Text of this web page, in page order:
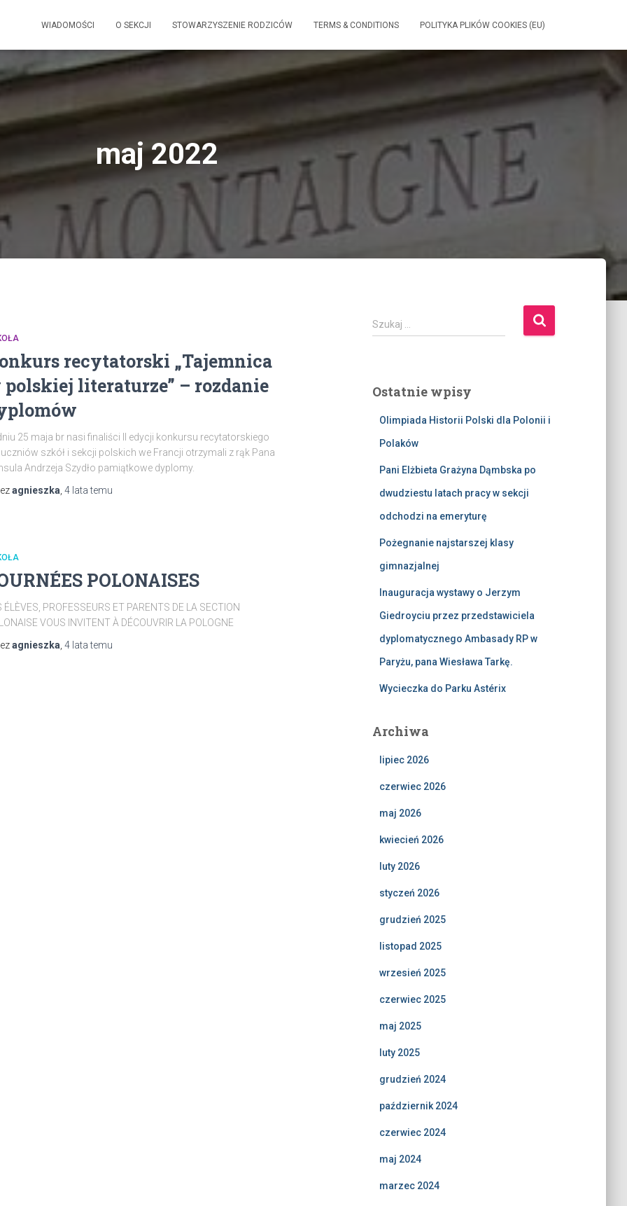
WIADOMOŚCI O SEKCJI STOWARZYSZENIE RODZICÓW TERMS & CONDITIONS POLITYKA PLIKÓW COOKIES (EU)
maj 2022
recytatorski „Tajemnica
polskiej literaturze” – rozdanie
25 maja br nasi finaliści II edycji konkursu recytatorskiego
szkół i sekcji polskich we Francji otrzymali z rąk Pana
Andrzeja Szydło pamiątkowe dyplomy.
agnieszka 4 latatemu
POLONAISES
ÉLÈVES, PROFESSEURS ET PARENTS DE LA SECTION
VOUS INVITENT À DÉCOUVRIR LA POLOGNE
agnieszka 4 latatemu
S
z
j
Szukaj …
Ostatnie wpisy
Olimpiada Historii Polski dla Polonii i
Polaków
Pani Elżbieta Grażyna Dąmbska po
dwudziestu latach pracy w sekcji
odchodzi na emeryturę
Pożegnanie najstarszej klasy
gimnazjalnej
Inauguracja wystawy o Jerzym
Giedroyciu przez przedstawiciela
dyplomatycznego Ambasady RP w
Paryżu, pana Wiesława Tarkę.
Wycieczka do Parku Astérix
Archiwa
lipiec 2026
czerwiec 2026
maj 2026
kwiecień 2026
luty 2026
styczeń 2026
grudzień 2025
listopad 2025
wrzesień 2025
czerwiec 2025
maj 2025
luty 2025
grudzień 2024
październik 2024
czerwiec 2024
maj 2024
marzec 2024